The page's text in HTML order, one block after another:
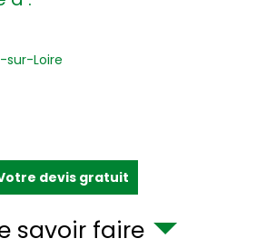
sur-Loire
devis gratuit
savoir faire